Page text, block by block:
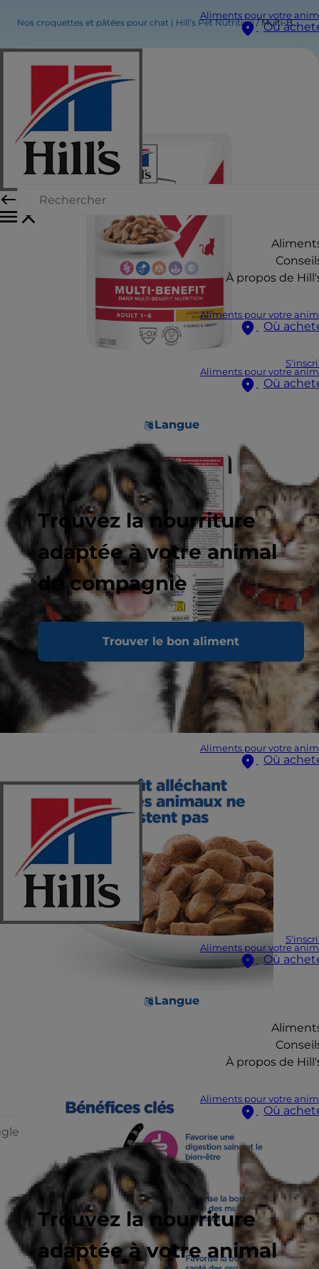
Aliments pour votre
Où
À propos de
Aliments pour votre
Où
Aliments pour votre
Où
Langue
Trouvez la nourriture
adaptée à votre animal
de compagnie
Trouver le bon aliment
Aliments pour votre
Où
Aliments pour votre
Où
Langue
À propos de
Aliments pour votre
Où
Trouvez la nourriture
adaptée à votre animal
Nos croquettes et pâtées pour chat | Hill’s Pet Nutrition Multi-Benefit - Sachet Repas pour Chat Adulte (1-6) - au Poulet Mijoté